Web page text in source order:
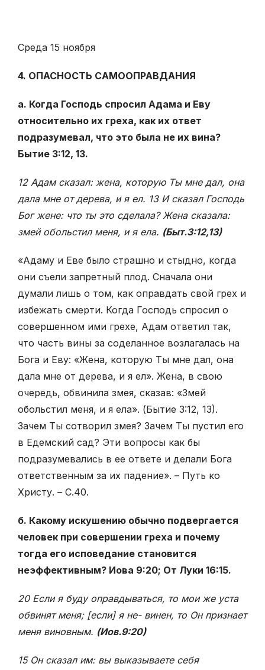
Среда 15 ноября
4. ОПАСНОСТЬ САМООПРАВДАНИЯ
а. Когда Господь спросил Адама и Еву
относительно их греха, как их ответ
подразумевал, что это была не их вина?
Бытие 3:12, 13.
12 Адам сказал: жена, которую Ты мне дал, она
дала мне от дерева, и я ел. 13 И сказал Господь
Бог жене: что ты это сделала? Жена сказала:
змей обольстил меня, и я ела. (Быт.3:12,13)
«Адаму и Еве было страшно и стыдно, когда
они съели запретный плод. Сначала они
думали лишь о том, как оправдать свой грех и
избежать смерти. Когда Господь спросил о
совершенном ими грехе, Адам ответил так,
что часть вины за соделанное возлагалась на
Бога и Еву: «Жена, которую Ты мне дал, она
дала мне от дерева, и я ел». Жена, в свою
очередь, обвинила змея, сказав: «Змей
обольстил меня, и я ела». (Бытие 3:12, 13).
Зачем Ты сотворил змея? Зачем Ты пустил его
в Едемский сад? Эти вопросы как бы
подразумевались в ее ответе и делали Бога
ответственным за их падение». – Путь ко
Христу. – С.40.
б. Какому искушению обычно подвергается
человек при совершении греха и почему
тогда его исповедание становится
неэффективным? Иова 9:20; От Луки 16:15.
20 Если я буду оправдываться, то мои же уста
обвинят меня; [если] я не- винен, то Он признает
меня виновным. (Иов.9:20)
15 Он сказал им: вы выказываете себя